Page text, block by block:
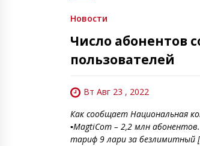
Новости
Число абонентов
пользователей
Вт Авг 23 , 2022
Как сообщает Национальная
▪️MagtiCom – 2,2 млн
тариф 9 лари за безлимитный